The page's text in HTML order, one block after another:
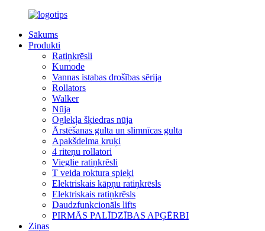
Sākums
Produkti
Ratiņkrēsli
Kumode
Vannas istabas drošības sērija
Rollators
Walker
Nūja
Oglekļa šķiedras nūja
Ārstēšanas gulta un slimnīcas gulta
Apakšdelma kruķi
4 riteņu rollatori
Vieglie ratiņkrēsli
T veida roktura spieķi
Elektriskais kāpņu ratiņkrēsls
Elektriskais ratiņkrēsls
Daudzfunkcionāls lifts
PIRMĀS PALĪDZĪBAS APĢĒRBI
Ziņas